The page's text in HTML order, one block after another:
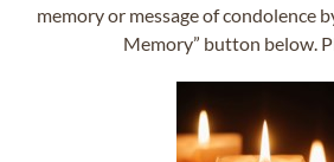
memory or message of condolence
Memory” button below.